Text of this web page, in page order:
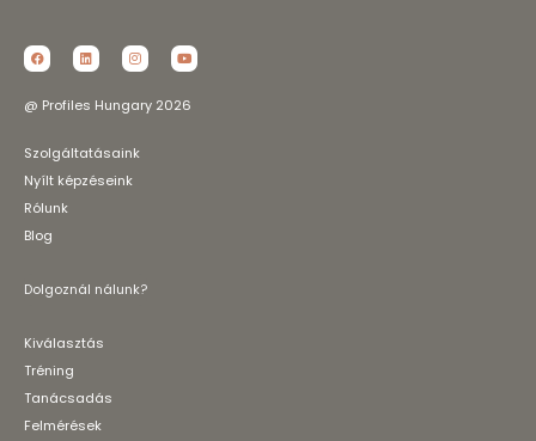
@ Profiles Hungary 2026
Szolgáltatásaink
Nyílt képzéseink
Rólunk
Blog
Dolgoznál nálunk?
Kiválasztás
Tréning
Tanácsadás
Felmérések